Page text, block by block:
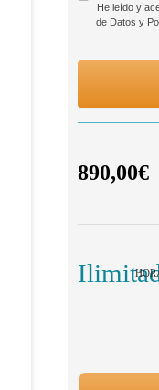
He leído y
de Datos y
890,00€